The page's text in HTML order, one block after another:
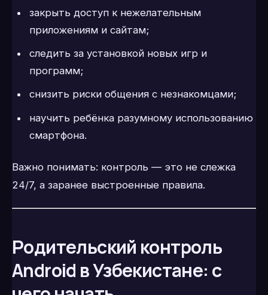
закрыть доступ к нежелательным
приложениям и сайтам;
следить за установкой новых игр и
программ;
снизить риски общения с незнакомцами;
научить ребёнка разумному использованию
смартфона.
Важно понимать: контроль — это не слежка
24/7, а заранее выстроенные правила.
Родительский контроль
Android в Узбекистане: с